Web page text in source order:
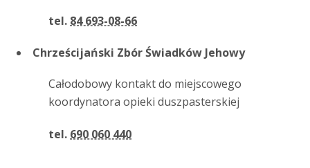
tel. 84 693-08-66
Chrześcijański Zbór Świadków Jehowy
Całodobowy kontakt do miejscowego
koordynatora opieki duszpasterskiej
tel. 690 060 440